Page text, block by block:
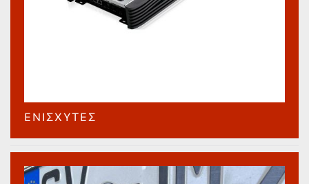
ΕΝΙΣΧΥΤΈΣ